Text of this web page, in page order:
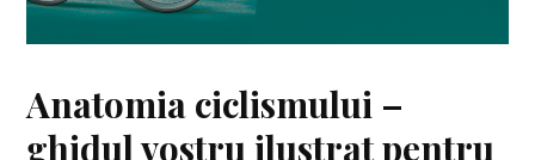
Anatomia ciclismului –
ghidul vostru ilustrat pentru